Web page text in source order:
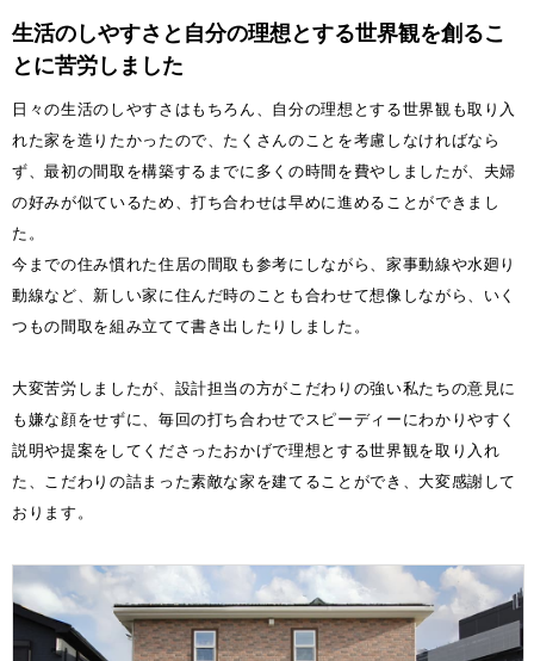
生活のしやすさと自分の理想とする世界観を創るこ
とに苦労しました
日々の生活のしやすさはもちろん、自分の理想とする世界観も取り入
れた家を造りたかったので、たくさんのことを考慮しなければなら
ず、最初の間取を構築するまでに多くの時間を費やしましたが、夫婦
の好みが似ているため、打ち合わせは早めに進めることができまし
た。
今までの住み慣れた住居の間取も参考にしながら、家事動線や水廻り
動線など、新しい家に住んだ時のことも合わせて想像しながら、いく
つもの間取を組み立てて書き出したりしました。
大変苦労しましたが、設計担当の方がこだわりの強い私たちの意見に
も嫌な顔をせずに、毎回の打ち合わせでスピーディーにわかりやすく
説明や提案をしてくださったおかげで理想とする世界観を取り入れ
た、こだわりの詰まった素敵な家を建てることができ、大変感謝して
おります。